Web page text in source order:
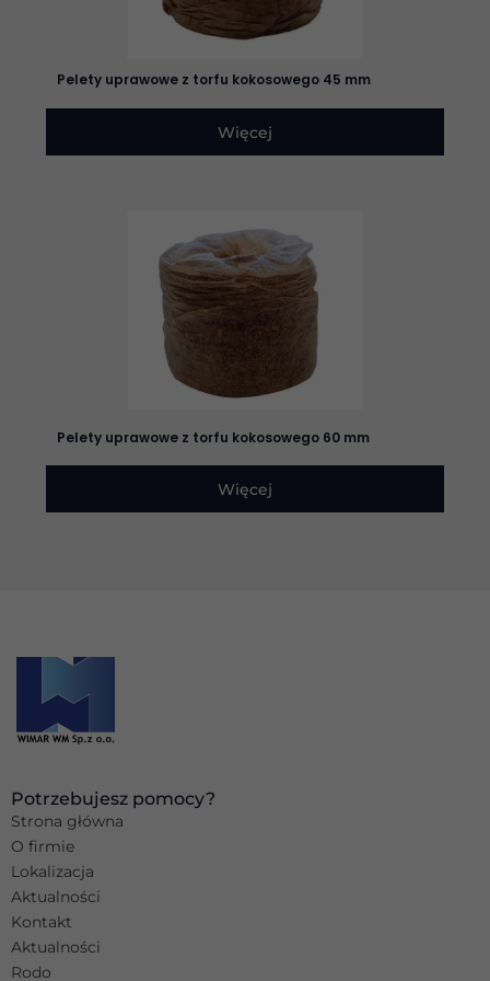
Pelety uprawowe z torfu kokosowego 45 mm
Więcej
Pelety uprawowe z torfu kokosowego 60 mm
Więcej
Potrzebujesz pomocy?
Strona główna
O firmie
Lokalizacja
Aktualności
Kontakt
Aktualności
Rodo
treści i ofert.